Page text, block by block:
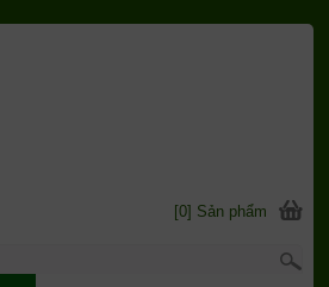
[0] Sản phẩm